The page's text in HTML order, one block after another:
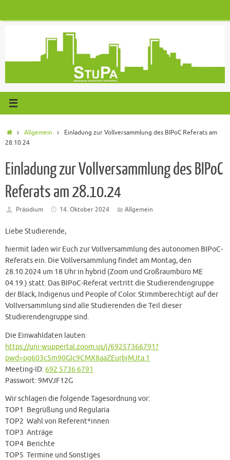
StartAllgemein
Einladung zur Vollversammlung des BIPoC Referats am
28.10.24
Einladung zur Vollversammlung des BIPoC
Referats am 28.10.24
Präsidium 14. Oktober 2024 Allgemein
Liebe Studierende,
hiermit laden wir Euch zur Vollversammlung des autonomen BIPoC-
Referats ein. Die Vollversammlung findet am Montag, den
28.10.2024 um 18 Uhr in hybrid (Zoom und Großraumbüro ME
04.19.) statt. Das BIPoC-Referat vertritt die Studierendengruppe
der Black, Indigenus und People of Color. Stimmberechtigt auf der
Vollversammlung sind alle Studierenden die Teil dieser
Studierendengruppe sind.
Die Einwahldaten lauten:
https://uni-wuppertal.zoom.us/j/69257366791?
pwd=pg603c5m90GIc9CMX8aaZEurbjMJta.1
Meeting-ID: 692 5736 6791
Passwort: 9MVJF12G
Wir schlagen die folgende Tagesordnung vor:
TOP1 Begrüßung und Regularia
TOP2 Wahl von Referent*innen
TOP3 Anträge
TOP4 Berichte
TOP5 Termine und Sonstiges